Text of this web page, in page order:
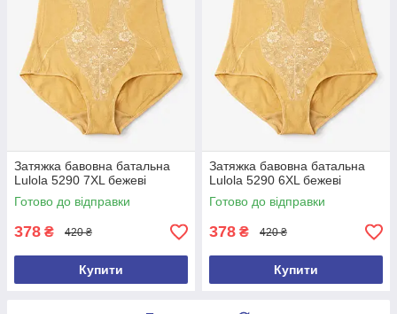
Затяжка бавовна батальна
Lulola 5290 7XL бежеві
Готово до відправки
378 ₴ 420 ₴
Купити
Затяжка бавовна батальна
Lulola 5290 6XL бежеві
Готово до відправки
378 ₴ 420 ₴
Купити